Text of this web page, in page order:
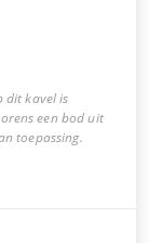
dit kavel is
een bod uit
toepassing.